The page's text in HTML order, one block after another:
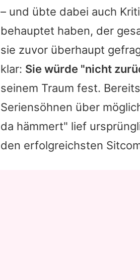
– und übte dabei auch
behauptet haben, der
sie zuvor überhaupt
klar: Sie würde "nicht
seinem Traum fest.
Seriensöhnen über
da hämmert" lief
den erfolgreichsten